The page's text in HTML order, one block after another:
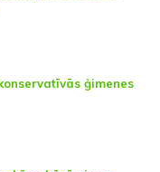
ģimenes